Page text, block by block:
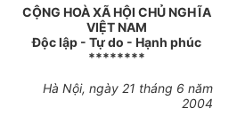
CỘNG HOÀ XÃ HỘI CHỦ NGHĨA
VIỆT NAM
Độc lập - Tự do - Hạnh phúc
********
Hà Nội, ngày 21 tháng 6 năm
2004